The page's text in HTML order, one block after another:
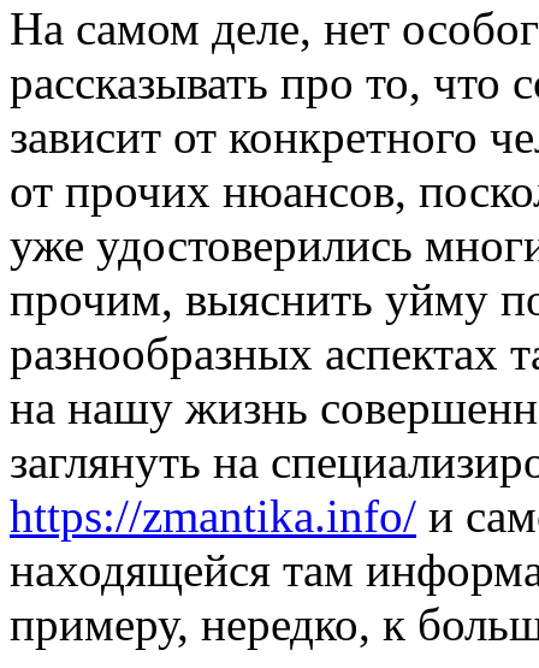
На самом деле, нет
рассказывать про то,
зависит от конкретного
от прочих нюансов,
уже удостоверились
прочим, выяснить уйму
разнообразных аспектах
на нашу жизнь
заглянуть на
https://zmantika.info/ и
находящейся там
примеру, нередко, к